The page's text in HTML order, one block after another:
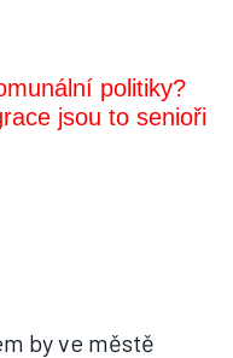
politiky?
jsou to senioři
by ve městě